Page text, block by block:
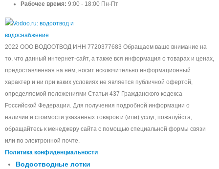
Рабочее время: 9:00 - 18:00 Пн-Пт
2022 ООО ВОДООТВОД ИНН 7720377683 Обращаем ваше внимание на
то, что данный интернет-сайт, а также вся информация о товарах и ценах,
предоставленная на нём, носит исключительно информационный
характер и ни при каких условиях не является публичной офертой,
определяемой положениями Статьи 437 Гражданского кодекса
Российской Федерации. Для получения подробной информации о
наличии и стоимости указанных товаров и (или) услуг, пожалуйста,
обращайтесь к менеджеру сайта с помощью специальной формы связи
или по электронной почте.
Политика конфиденциальности
Водоотводные лотки